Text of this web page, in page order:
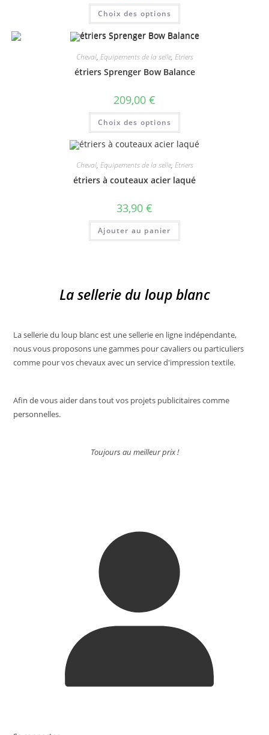
Choix des options
Ce
a
plusieurs
variations.
options
être
du
Cheval, Equipements de la selle, Etriers
étriers Sprenger Bow Balance
209,00 €
Choix des options
Ce
a
plusieurs
variations.
options
peuvent
être
Cheval, Equipements de la selle, Etriers
étriers à couteaux acier laqué
33,90 €
Ajouter au panier
La sellerie du loup blanc
La sellerie du loup blanc est une sellerie en ligne indépendante,
nous vous proposons une gammes pour cavaliers ou particuliers
comme pour vos chevaux avec un service d'impression textile.
Afin de vous aider dans tout vos projets publicitaires comme
personnelles.
Toujours au meilleur prix !